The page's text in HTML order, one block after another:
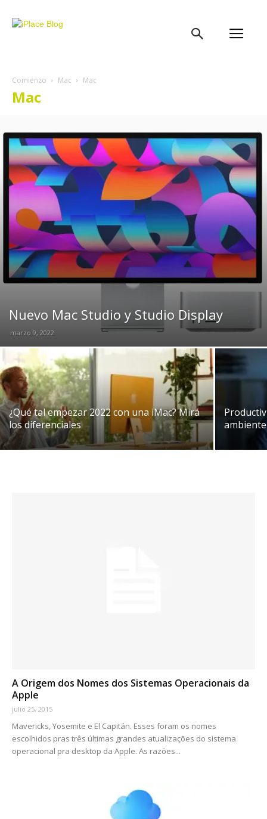
Comienzo Mac Mac
Mac
Nuevo Mac Studio y Studio Display
marzo 9, 2022
¿Qué tal empezar 2022 con una iMac? Mirá
los diferenciales
A Origem dos Nomes dos Sistemas Operacionais da
Apple
julio 25, 2015
Mavericks, Yosemite e El Capitán. Esses foram os nomes
escolhidos pras três últimas grandes atualizações do sistema
operacional pra desktop da Apple. As razões...